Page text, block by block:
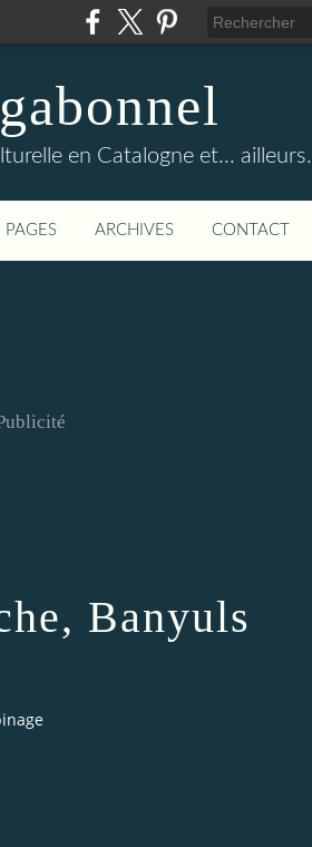
en Catalogne et... ailleurs.
PAGES ARCHIVES CONTACT
Banyuls